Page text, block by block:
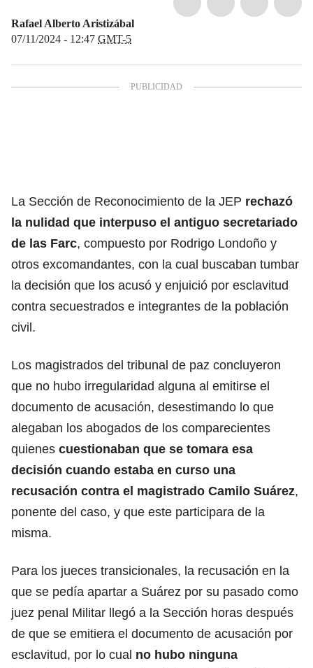
Rafael Alberto Aristizábal
07/11/2024 - 12:47 GMT-5
La Sección de Reconocimiento de la JEP rechazó
la nulidad que interpuso el antiguo secretariado
de las Farc, compuesto por Rodrigo Londoño y
otros excomandantes, con la cual buscaban tumbar
la decisión que los acusó y enjuició por esclavitud
contra secuestrados e integrantes de la población
civil.
Los magistrados del tribunal de paz concluyeron
que no hubo irregularidad alguna al emitirse el
documento de acusación, desestimando lo que
alegaban los abogados de los comparecientes
quienes cuestionaban que se tomara esa
decisión cuando estaba en curso una
recusación contra el magistrado Camilo Suárez,
ponente del caso, y que este participara de la
misma.
Para los jueces transicionales, la recusación en la
que se pedía apartar a Suárez por su pasado como
juez penal Militar llegó a la Sección horas después
de que se emitiera el documento de acusación por
esclavitud, por lo cual no hubo ninguna